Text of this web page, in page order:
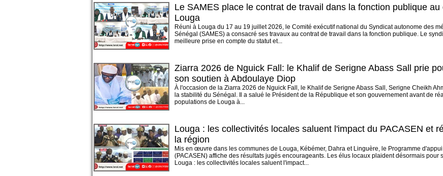
Le SAMES place le contrat de travail dans la fonction publique
Louga
Réuni à Louga du 17 au 19 juillet 2026, le Comité exécutif national du Syndicat autonome des
Sénégal (SAMES) a consacré ses travaux au contrat de travail dans la fonction publique. Le
meilleure prise en compte du statut et...
Ziarra 2026 de Nguick Fall: le Khalif de Serigne Abass Sall prie
son soutien à Abdoulaye Diop
À l'occasion de la Ziarra 2026 de Nguick Fall, le Khalif de Serigne Abass Sall, Serigne Cheikh
la stabilité du Sénégal. Il a salué le Président de la République et son gouvernement avant de
populations de Louga à...
Louga : les collectivités locales saluent l'impact du PACASEN et
la région
Mis en œuvre dans les communes de Louga, Kébémer, Dahra et Linguère, le Programme
(PACASEN) affiche des résultats jugés encourageants. Les élus locaux plaident désormais
Louga : les collectivités locales saluent l'impact...